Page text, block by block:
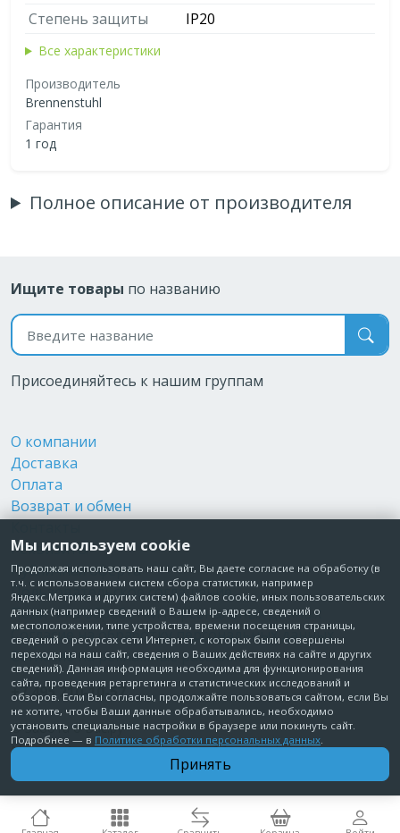
Степень защиты
IP20
Все характеристики
Производитель
Brennenstuhl
Гарантия
1 год
Полное описание от производителя
Ищите товары по названию
Поиск по названию
Присоединяйтесь к нашим группам
О компании
Доставка
Оплата
Возврат и обмен
Реквизиты
Публичная оферта
Пользовательское соглашение
Политика обработки персональных данных
Согласие на обработку персональных данных
Согласие на рекламные рассылки
+7 495 210-10-57
© Забота о Вас.ру
Москва, Электродный проезд, д. 14 стр.1 офис 18
ИП Максимова Татьяна Александровна · ИНН 772006379720
Мы используем cookie
Продолжая использовать наш сайт, Вы даете согласие на обработку (в
т.ч. с использованием систем сбора статистики, например
Яндекс.Метрика и других систем) файлов cookie, иных пользовательских
данных (например сведений о Вашем ip-адресе, сведений о
местоположении, типе устройства, времени посещения страницы,
сведений о ресурсах сети Интернет, с которых были совершены
переходы на наш сайт, сведения о Ваших действиях на сайте и других
сведений). Данная информация необходима для функционирования
сайта, проведения ретаргетинга и статистических исследований и
обзоров. Если Вы согласны, продолжайте пользоваться сайтом, если Вы
не хотите, чтобы Ваши данные обрабатывались, необходимо
установить специальные настройки в браузере или покинуть сайт.
Подробнее — в Политике обработки персональных данных.
Принять